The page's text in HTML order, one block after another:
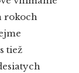
rokoch
tiež